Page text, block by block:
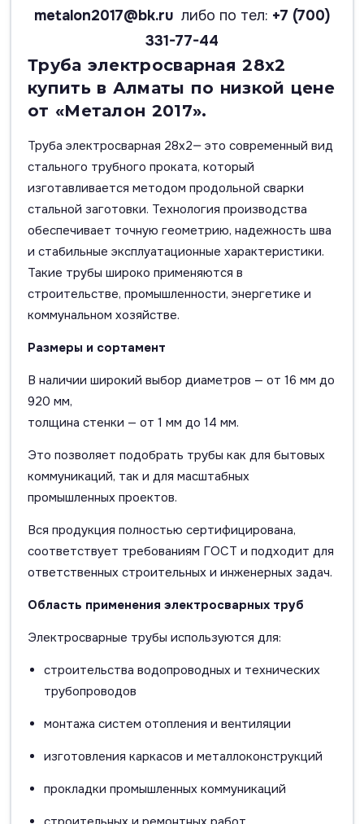
metalon2017@bk.ru либо по тел: +7 (700)
331-77-44
Труба электросварная 28х2
купить в Алматы по низкой цене
от «Металон 2017».
Труба электросварная 28х2— это современный вид
стального трубного проката, который
изготавливается методом продольной сварки
стальной заготовки. Технология производства
обеспечивает точную геометрию, надежность шва
и стабильные эксплуатационные характеристики.
Такие трубы широко применяются в
строительстве, промышленности, энергетике и
коммунальном хозяйстве.
Размеры и сортамент
В наличии широкий выбор диаметров — от 16 мм до
920 мм,
толщина стенки — от 1 мм до 14 мм.
Это позволяет подобрать трубы как для бытовых
коммуникаций, так и для масштабных
промышленных проектов.
Вся продукция полностью сертифицирована,
соответствует требованиям ГОСТ и подходит для
ответственных строительных и инженерных задач.
Область применения электросварных труб
Электросварные трубы используются для:
строительства водопроводных и технических
трубопроводов
монтажа систем отопления и вентиляции
изготовления каркасов и металлоконструкций
прокладки промышленных коммуникаций